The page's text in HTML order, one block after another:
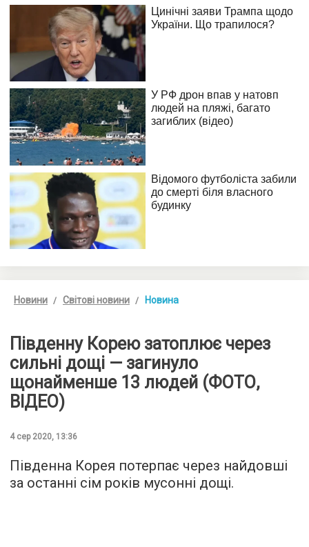
Новини Світові новини Новина
Південну Корею затоплює через
сильні дощі — загинуло
щонайменше 13 людей (ФОТО,
ВІДЕО)
4 сер 2020, 13:36
Південна Корея потерпає через найдовші
за останні сім років мусонні дощі.